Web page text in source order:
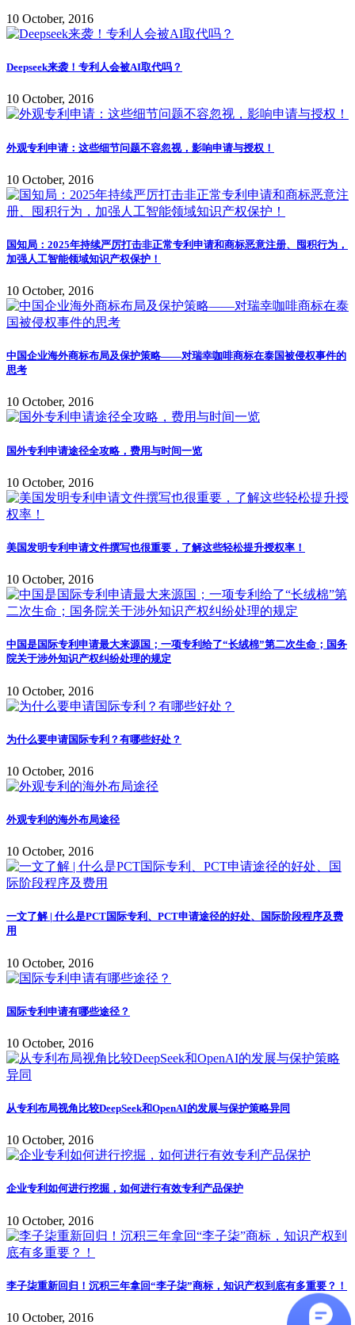
10 October, 2016
Deepseek来袭！专利人会被AI取代吗？
10 October, 2016
外观专利申请：这些细节问题不容忽视，影响申请与授权！
10 October, 2016
国知局：2025年持续严厉打击非正常专利申请和商标恶意注册、囤积行为，
加强人工智能领域知识产权保护！
10 October, 2016
中国企业海外商标布局及保护策略——对瑞幸咖啡商标在泰国被侵权事件的
思考
10 October, 2016
国外专利申请途径全攻略，费用与时间一览
10 October, 2016
美国发明专利申请文件撰写也很重要，了解这些轻松提升授权率！
10 October, 2016
中国是国际专利申请最大来源国；一项专利给了“长绒棉”第二次生命；国务
院关于涉外知识产权纠纷处理的规定
10 October, 2016
为什么要申请国际专利？有哪些好处？
10 October, 2016
外观专利的海外布局途径
10 October, 2016
一文了解 | 什么是PCT国际专利、PCT申请途径的好处、国际阶段程序及费
用
10 October, 2016
国际专利申请有哪些途径？
10 October, 2016
从专利布局视角比较DeepSeek和OpenAI的发展与保护策略异同
10 October, 2016
企业专利如何进行挖掘，如何进行有效专利产品保护
10 October, 2016
李子柒重新回归！沉积三年拿回“李子柒”商标，知识产权到底有多重要？！
10 October, 2016